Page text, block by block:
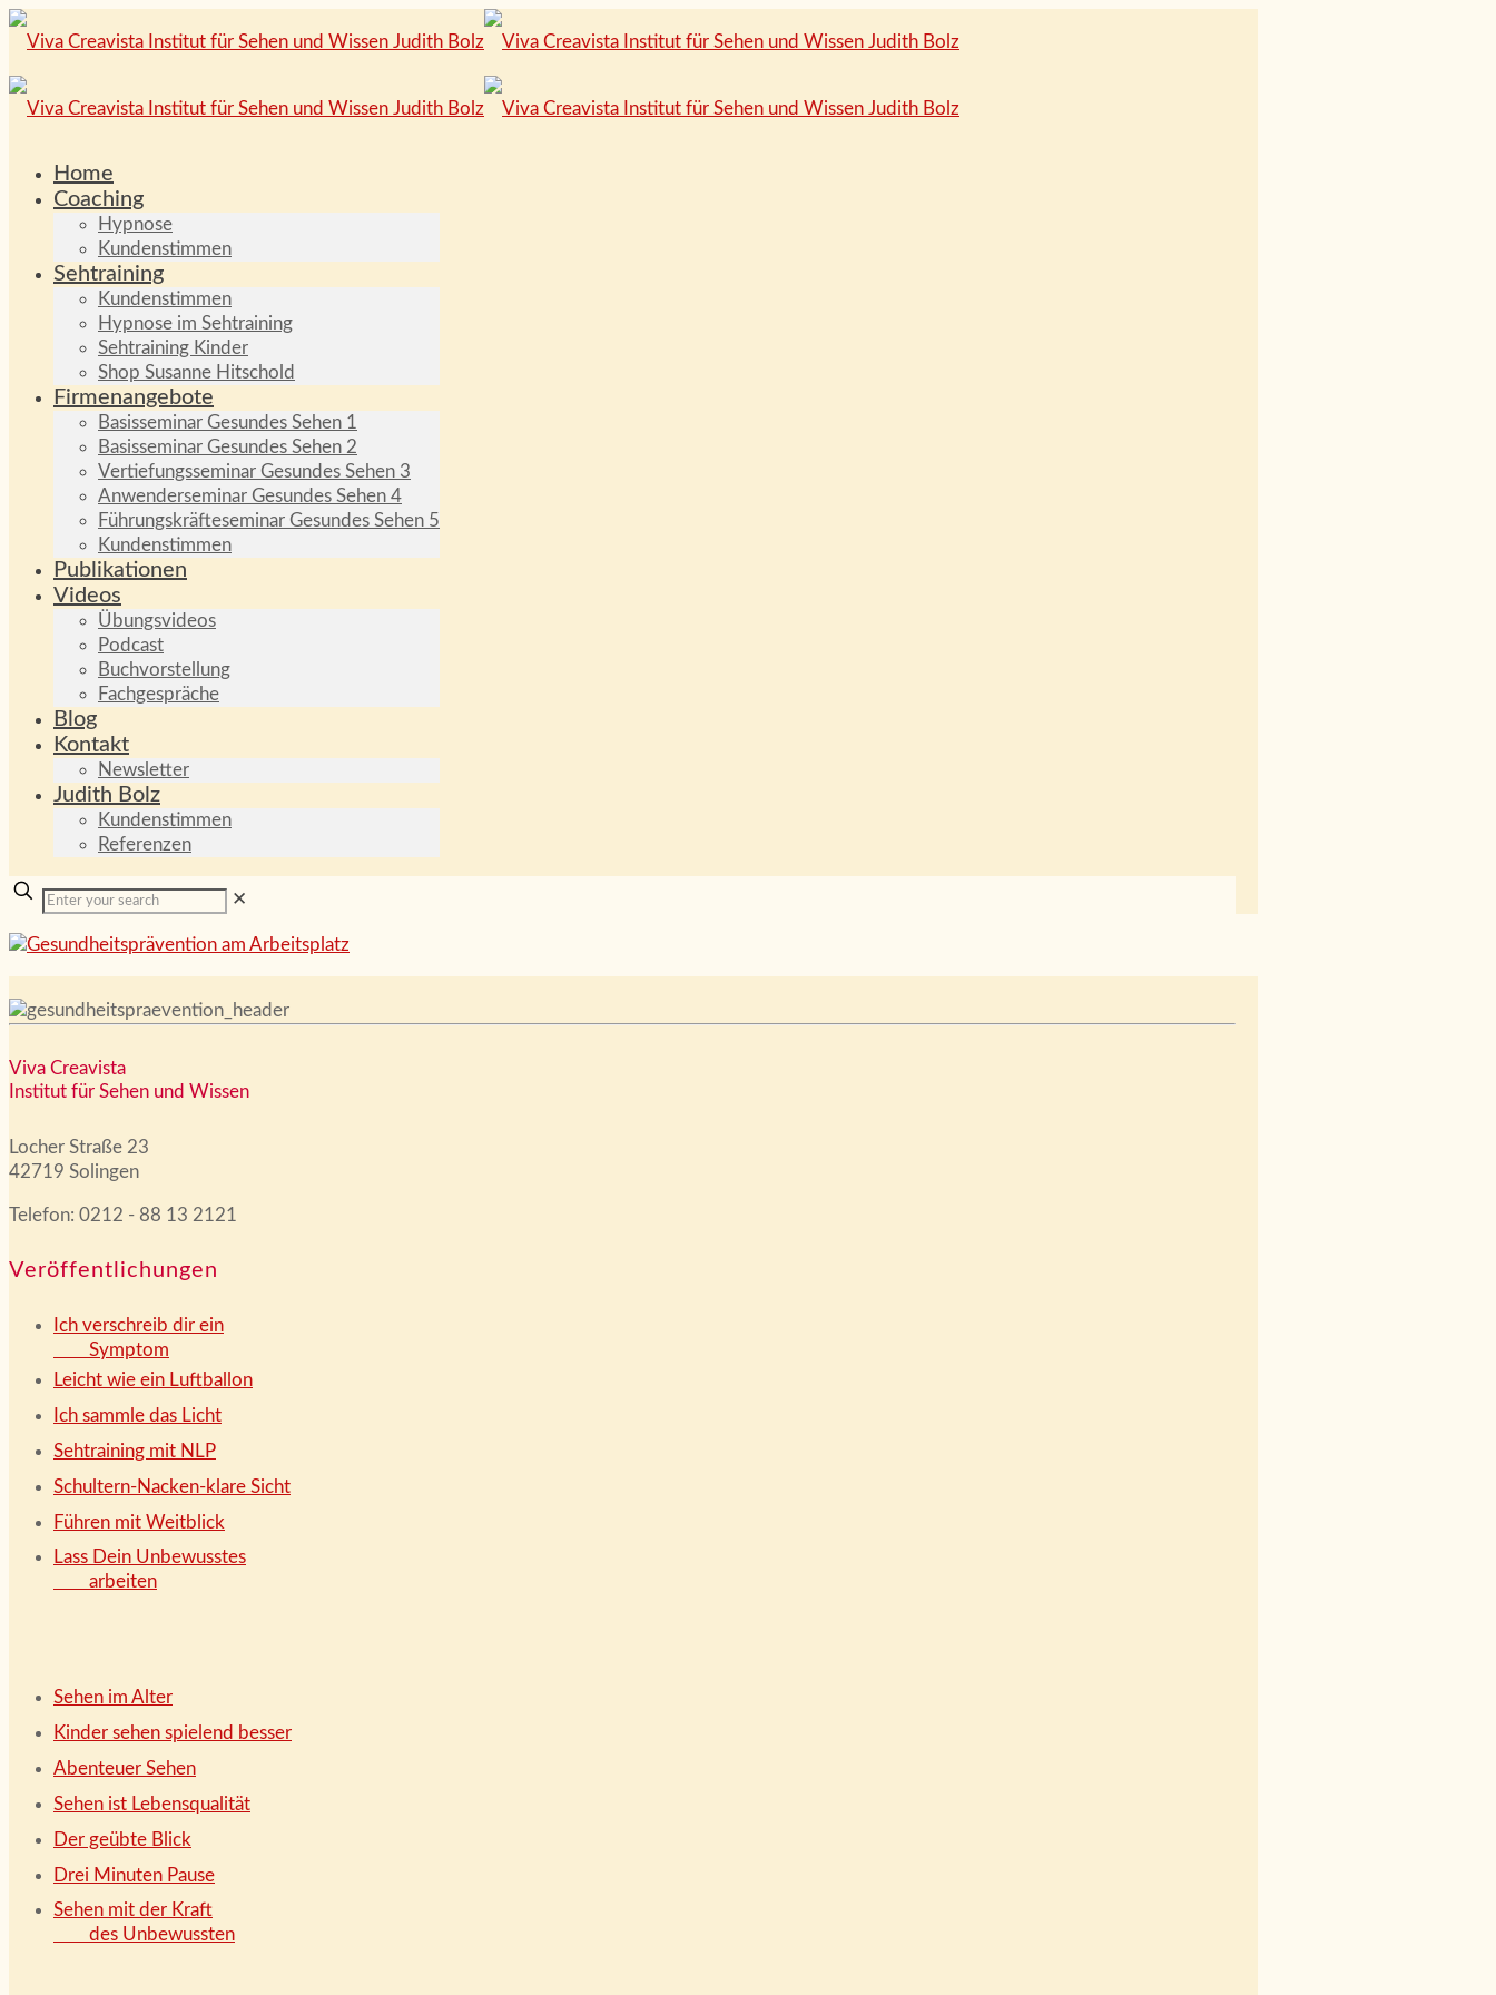
Home
Coaching
Hypnose
Kundenstimmen
Sehtraining
Kundenstimmen
Hypnose im Sehtraining
Sehtraining Kinder
Shop Susanne Hitschold
Firmenangebote
Basisseminar Gesundes Sehen 1
Basisseminar Gesundes Sehen 2
Vertiefungsseminar Gesundes Sehen 3
Anwenderseminar Gesundes Sehen 4
Führungskräfteseminar Gesundes Sehen 5
Kundenstimmen
Publikationen
Videos
Übungsvideos
Podcast
Buchvorstellung
Fachgespräche
Blog
Kontakt
Newsletter
Judith Bolz
Kundenstimmen
Referenzen
✕
Viva Creavista
Institut für Sehen und Wissen
Locher Straße 23
42719 Solingen
Telefon: 0212 - 88 13 2121
Veröffentlichungen
Ich verschreib dir ein
Symptom
Leicht wie ein Luftballon
Ich sammle das Licht
Sehtraining mit NLP
Schultern-Nacken-klare Sicht
Führen mit Weitblick
Lass Dein Unbewusstes
arbeiten
Sehen im Alter
Kinder sehen spielend besser
Abenteuer Sehen
Sehen ist Lebensqualität
Der geübte Blick
Drei Minuten Pause
Sehen mit der Kraft
des Unbewussten